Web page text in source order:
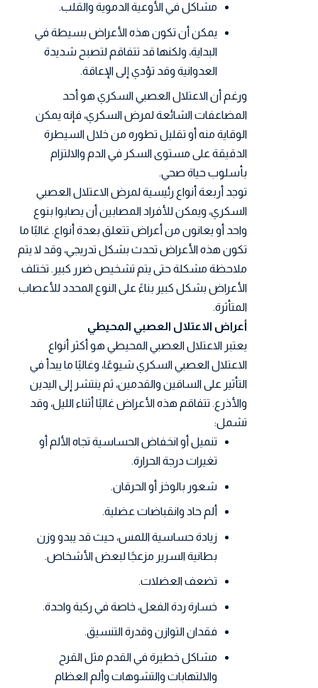
مشاكل في الأوعية الدموية والقلب.
يمكن أن تكون هذه الأعراض بسيطة في
البداية، ولكنها قد تتفاقم لتصبح شديدة
العدوانية وقد تؤدي إلى الإعاقة.
ورغم أن الاعتلال العصبي السكري هو أحد
المضاعفات الشائعة لمرض السكري، فإنه يمكن
الوقاية منه أو تقليل تطوره من خلال السيطرة
الدقيقة على مستوى السكر في الدم والالتزام
بأسلوب حياة صحي.
توجد أربعة أنواع رئيسية لمرض الاعتلال العصبي
السكري، ويمكن للأفراد المصابين أن يصابوا بنوع
واحد أو يعانون من أعراض تتعلق بعدة أنواع. غالبًا ما
تكون هذه الأعراض تحدث بشكل تدريجي، وقد لا يتم
ملاحظة مشكلة حتى يتم تشخيص ضرر كبير. تختلف
الأعراض بشكل كبير بناءً على النوع المحدد للأعصاب
المتأثرة.
أعراض الاعتلال العصبي المحيطي
يعتبر الاعتلال العصبي المحيطي هو أكثر أنواع
الاعتلال العصبي السكري شيوعًا، وغالبًا ما يبدأ في
التأثير على الساقين والقدمين، ثم ينتشر إلى اليدين
والأذرع. تتفاقم هذه الأعراض غالبًا أثناء الليل، وقد
تشمل:
تنميل أو انخفاض الحساسية تجاه الألم أو
تغيرات درجة الحرارة.
شعور بالوخز أو الحرقان.
ألم حاد وانقباضات عضلية.
زيادة حساسية اللمس، حيث قد يبدو وزن
بطانية السرير مزعجًا لبعض الأشخاص.
تضعف العضلات.
خسارة ردة الفعل، خاصة في ركبة واحدة.
فقدان التوازن وقدرة التنسيق.
مشاكل خطيرة في القدم مثل القرح
والالتهابات والتشوهات وألم العظام